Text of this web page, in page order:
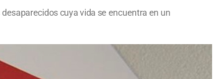
cuya vida se encuentra en un